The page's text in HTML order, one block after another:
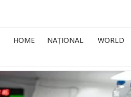
HOME NAȚIONAL WORLD